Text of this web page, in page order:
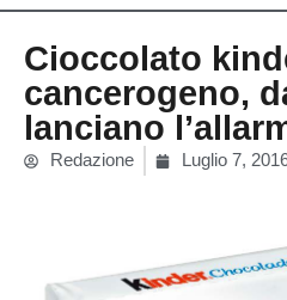
Cioccolato
cancerogeno,
lanciano
Redazione Luglio 7,